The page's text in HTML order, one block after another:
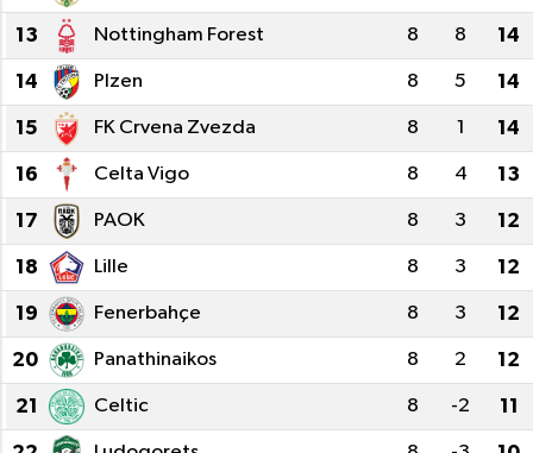
13 Nottingham Forest 8 8 14
14 Plzen 8 5 14
15 FK Crvena Zvezda 8 1 14
16 Celta Vigo 8 4 13
17 PAOK 8 3 12
18 Lille 8 3 12
19 Fenerbahçe 8 3 12
20 Panathinaikos 8 2 12
21 Celtic 8 -2 11